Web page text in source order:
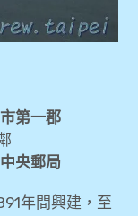
第一郡
央郵局
年間興建，至